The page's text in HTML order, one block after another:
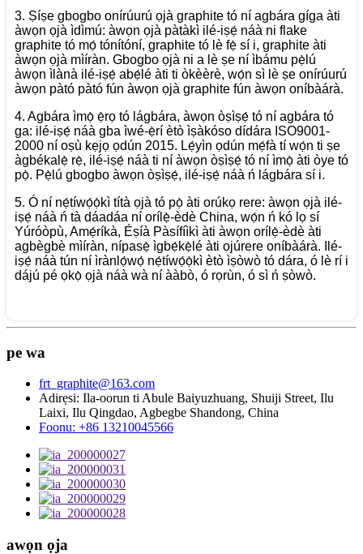
3. Ṣíṣe gbogbo onírúurú ọjà graphite tó ní agbára gíga àti
àwọn ọjà ìdìmú: àwọn ọjà pàtàkì ilé-iṣẹ́ náà ni flake
graphite tó mọ́ tónítóní, graphite tó lè fẹ̀ sí i, graphite àti
àwọn ọjà mìíràn. Gbogbo ọjà ni a lè ṣe ní ìbámu pẹ̀lú
àwọn ìlànà ilé-iṣẹ́ abẹ́lé àti ti òkèèrè, wọ́n sì lè ṣe onírúurú
àwọn pàtó pàtó fún àwọn ọjà graphite fún àwọn oníbàárà.
4. Agbára ìmọ̀ ẹ̀rọ tó lágbára, àwọn òṣìṣẹ́ tó ní agbára tó
ga: ilé-iṣẹ́ náà gba ìwé-ẹ̀rí ètò ìṣàkóso dídára ISO9001-
2000 ní oṣù kẹjọ ọdún 2015. Lẹ́yìn ọdún mẹ́fà tí wọ́n ti ṣe
àgbékalẹ̀ rẹ̀, ilé-iṣẹ́ náà ti ní àwọn òṣìṣẹ́ tó ní ìmọ̀ àti òye tó
pọ̀. Pẹ̀lú gbogbo àwọn òṣìṣẹ́, ilé-iṣẹ́ náà ń lágbára sí i.
5. Ó ní nẹ́tíwọ́ọ̀kì títà ọjà tó pọ̀ àti orúkọ rere: àwọn ọjà ilé-
iṣẹ́ náà ń tà dáadáa ní orílẹ̀-èdè China, wọ́n ń kó lọ sí
Yúróòpù, Amẹ́ríkà, Éṣíà Pàsífíìkì àti àwọn orílẹ̀-èdè àti
agbègbè mìíràn, nípasẹ̀ ìgbẹ́kẹ̀lé àti ojúrere oníbàárà. Ilé-
iṣẹ́ náà tún ní ìrànlọ́wọ́ nẹ́tíwọ́ọ̀kì ètò ìṣòwò tó dára, ó lè rí i
dájú pé ọkọ̀ ọjà náà wà ní ààbò, ó rọrùn, ó sì ń ṣòwò.
pe wa
frt_graphite@163.com
Adirẹsi: Ila-oorun ti Abule Baiyuzhuang, Shuiji Street, Ilu
Laixi, Ilu Qingdao, Agbegbe Shandong, China
Foonu: +86 13210045566
awọn ọja